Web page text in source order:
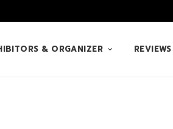
& ORGANIZER REVIEWS